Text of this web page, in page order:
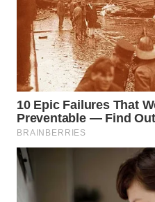
WN
BOROBUDUR
WN
MADURA
WN
SURABAYA